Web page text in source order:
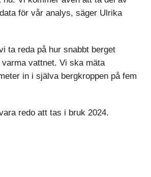
för vår analys, säger Ulrika
ta reda på hur snabbt berget
vattnet. Vi ska mäta
in i själva bergkroppen på fem
redo att tas i bruk 2024.